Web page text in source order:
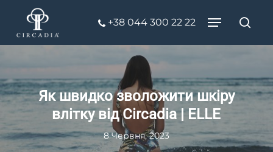
main
Menu
+38 044 300 22 22
Як швидко зволожити шкіру
влітку від Сircadia | ELLE
8 Червня, 2023